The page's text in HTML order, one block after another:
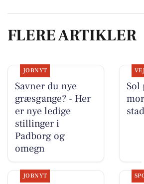
FLERE ARTIKLER
JOBNYT
Savner du nye
græsgange? - Her
er nye ledige
stillinger i
Padborg og
omegn
Sol
JOBNYT